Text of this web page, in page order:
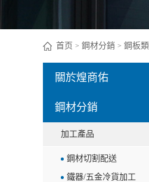
首页 > 鋼材分銷 > 鋼板類
關於煌商佑
鋼材分銷
加工產品
鋼材切割配送
鐵器/五金冷貨加工